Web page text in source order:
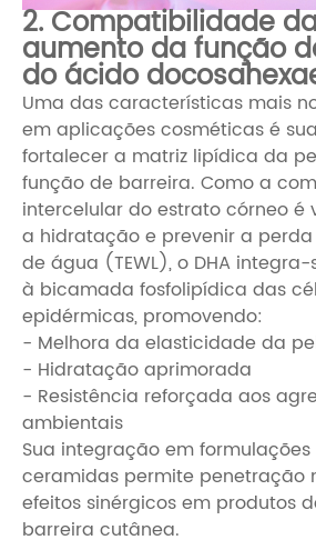
2. Compatibilidade
aumento da função
do ácido
Uma das características mais
em aplicações cosméticas é
fortalecer a matriz lipídica da
função de barreira. Como a
intercelular do estrato córneo
a hidratação e prevenir a
de água (TEWL), o DHA
à bicamada fosfolipídica das
epidérmicas, promovendo:
- Melhora da elasticidade da
- Hidratação aprimorada
- Resistência reforçada aos
ambientais
Sua integração em
ceramidas permite penetração
efeitos sinérgicos em produtos
barreira cutânea.